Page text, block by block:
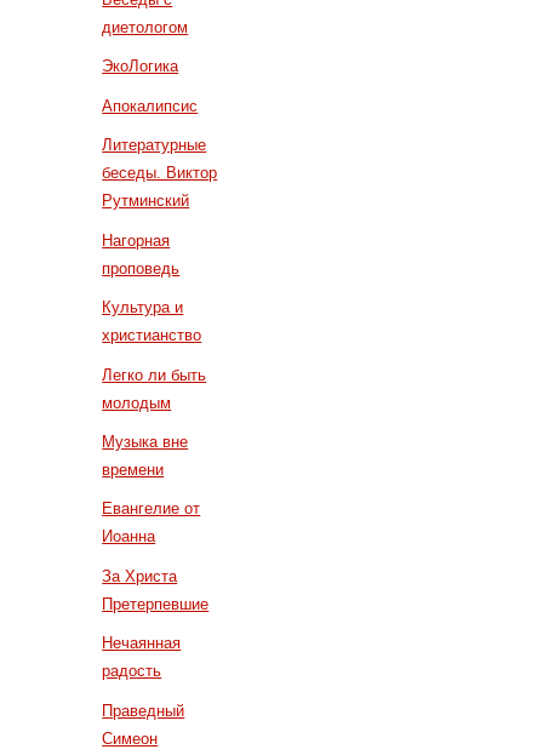
диетологом
ЭкоЛогика
Апокалипсис
Литературные
беседы. Виктор
Рутминский
Нагорная
проповедь
Культура и
христианство
Легко ли быть
молодым
Музыка вне
времени
Евангелие от
Иоанна
За Христа
Претерпевшие
Нечаянная
радость
Праведный
Симеон